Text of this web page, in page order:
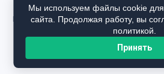
Информация, размещенная на сайте, не
и предоставляется в
подробной информации общайтесь в
Мы используем файлы cookie
сайта. Продолжая работу, вы
политикой.
Принять